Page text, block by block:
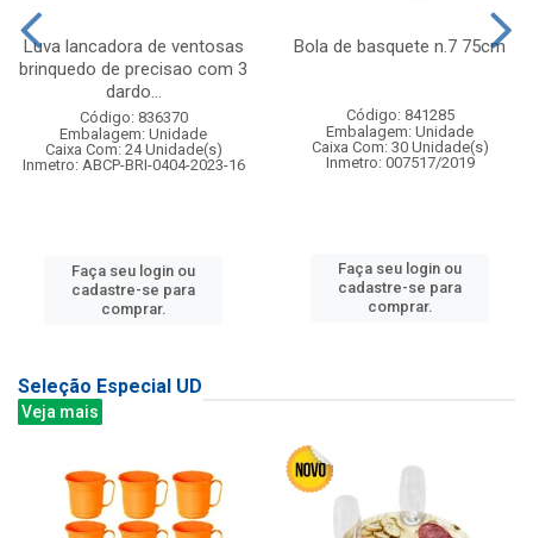
Luva lancadora de ventosas
brinquedo de precisao com 3
dardo...
Código: 836370
Embalagem: Unidade
Caixa Com: 24 Unidade(s)
Inmetro: ABCP-BRI-0404-2023-16
Faça seu login ou
cadastre-se para
comprar.
Bola de basquete n.7 75cm
Código: 841285
Embalagem: Unidade
Caixa Com: 30 Unidade(s)
Inmetro: 007517/2019
Faça seu login ou
cadastre-se para
comprar.
Seleção Especial UD
Veja mais